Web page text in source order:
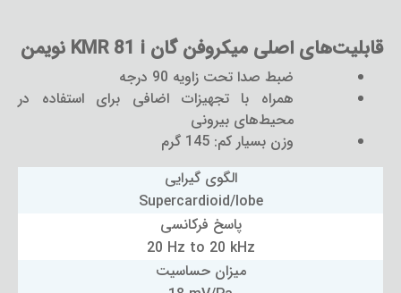
قابلیت‌های اصلی میکروفن گان KMR 81 i نویمن
ضبط صدا تحت زاویه 90 درجه
همراه با تجهیزات اضافی برای استفاده در
محیط‌های بیرونی
وزن بسیار کم: 145 گرم
الگوی گیرایی
Supercardioid/lobe
پاسخ فرکانسی
20 Hz to 20 kHz
میزان حساسیت